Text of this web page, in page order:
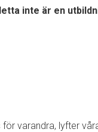
inte är en
varandra, lyfter